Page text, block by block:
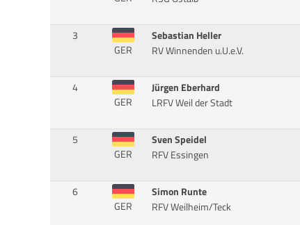
3
GER
Sebastian Heller
RV Winnenden u.U.e.V.
4
GER
Jürgen Eberhard
LRFV Weil der Stadt
5
GER
Sven Speidel
RFV Essingen
6
GER
Simon Runte
RFV Weilheim/Teck